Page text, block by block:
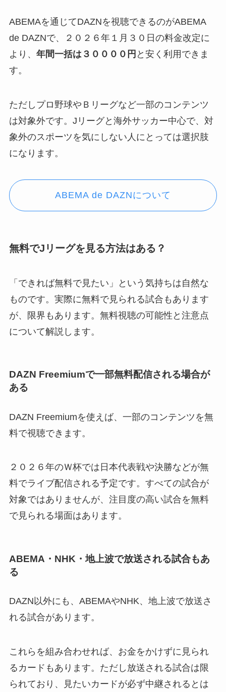
ABEMAを通じてDAZNを視聴できるのがABEMA
de DAZNで、２０２６年１月３０日の料金改定に
より、 年間一括は３００００円 と安く利用できま
す。
ただしプロ野球やＢリーグなど一部のコンテンツ
は対象外です。Jリーグと海外サッカー中心で、対
象外のスポーツを気にしない人にとっては選択肢
になります。
ABEMA de DAZNについて
無料でJリーグを見る方法はある？
「できれば無料で見たい」という気持ちは自然な
ものです。実際に無料で見られる試合もあります
が、限界もあります。無料視聴の可能性と注意点
について解説します。
DAZN Freemiumで一部無料配信される場合が
ある
DAZN Freemiumを使えば、一部のコンテンツを無
料で視聴できます。
２０２６年のＷ杯では日本代表戦や決勝などが無
料でライブ配信される予定です。すべての試合が
対象ではありませんが、注目度の高い試合を無料
で見られる場面はあります。
ABEMA・NHK・地上波で放送される試合もあ
る
DAZN以外にも、ABEMAやNHK、地上波で放送さ
れる試合があります。
これらを組み合わせれば、お金をかけずに見られ
るカードもあります。ただし放送される試合は限
られており、見たいカードが必ず中継されるとは